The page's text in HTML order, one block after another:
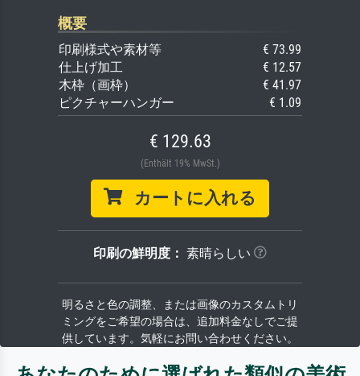
概要
印刷様式や素材等
€ 73.99
仕上げ加工
€ 12.57
木枠（画枠）
€ 41.97
ピクチャーハンガー
€ 1.09
€ 129.63
(Enthält 19% MwSt.)
カートに入れる
印刷の鮮明度： 素晴らしい
明るさと色の調整、または画像のカスタムトリ
ミングをご希望の場合は、追加料金なしでご提
供しています。気軽にお問い合わせください。